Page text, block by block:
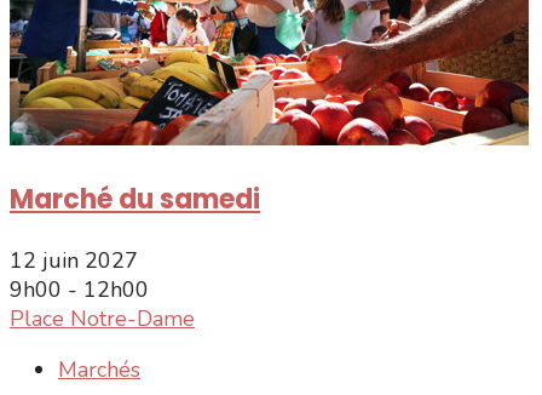
Marché du samedi
12 juin 2027
9h00 - 12h00
Place Notre-Dame
Marchés